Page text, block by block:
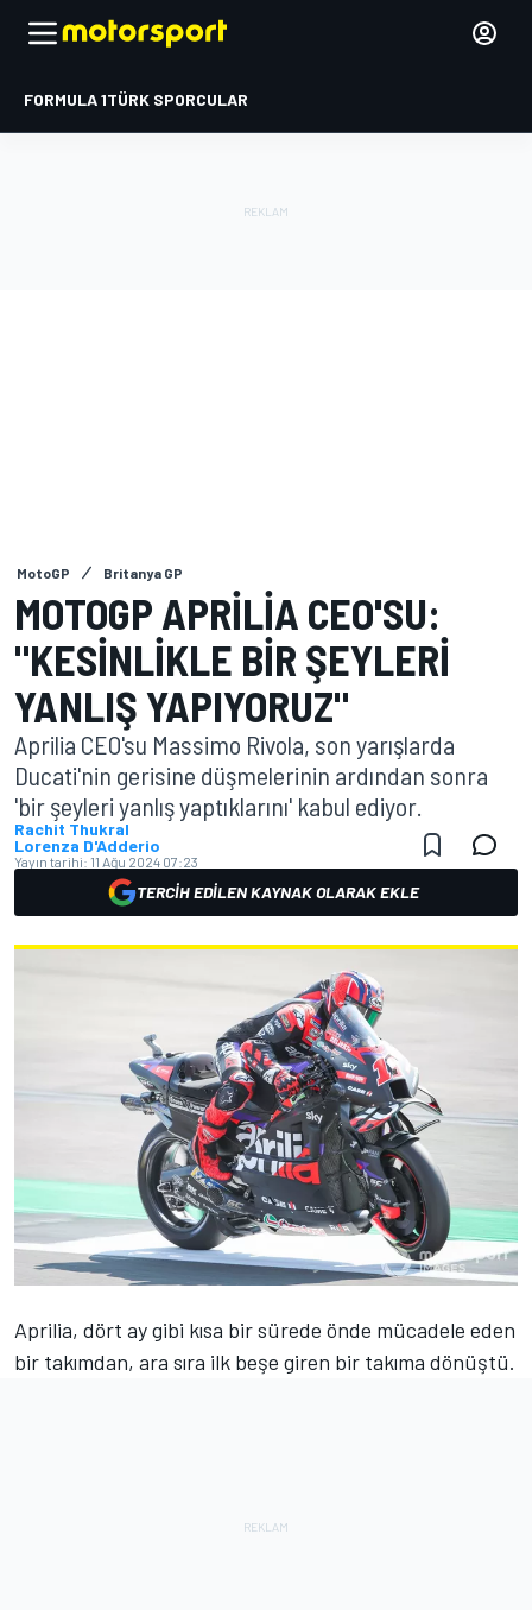
FORMULA 1TÜRK SPORCULAR
MotoGP Britanya GP
MOTOGP APRILIA CEO'SU:
"KESINLIKLE BIR ŞEYLERI
YANLIŞ YAPIYORUZ"
Aprilia CEO'su Massimo Rivola, son yarışlarda
Ducati'nin gerisine düşmelerinin ardından sonra
'bir şeyleri yanlış yaptıklarını' kabul ediyor.
Rachit Thukral
Lorenza D'Adderio
Yayın tarihi: 11 Ağu 2024 07:23
TERCIH EDILEN KAYNAK OLARAK EKLE
Aprilia, dört ay gibi kısa bir sürede önde mücadele eden
bir takımdan, ara sıra ilk beşe giren bir takıma dönüştü.